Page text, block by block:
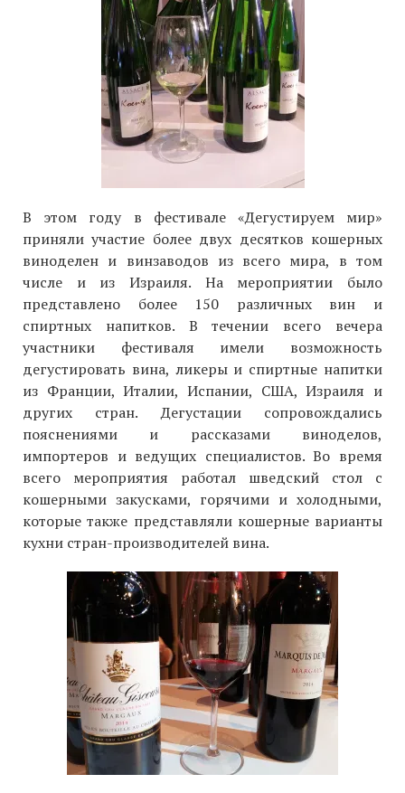
В этом году в фестивале «Дегустируем мир»
приняли участие более двух десятков кошерных
виноделен и винзаводов из всего мира, в том
числе и из Израиля. На мероприятии было
представлено более 150 различных вин и
спиртных напитков. В течении всего вечера
участники фестиваля имели возможность
дегустировать вина, ликеры и спиртные напитки
из Франции, Италии, Испании, США, Израиля и
других стран. Дегустации сопровождались
пояснениями и рассказами виноделов,
импортеров и ведущих специалистов. Во время
всего мероприятия работал шведский стол с
кошерными закусками, горячими и холодными,
которые также представляли кошерные варианты
кухни стран-производителей вина.